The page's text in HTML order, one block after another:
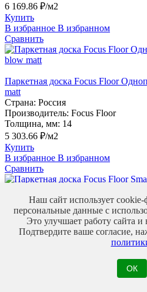
6 169.86 ₽/м2
Купить
В избранное В избранном
Сравнить
Паркетная доска Focus Floor
matt
Страна: Россия
Производитель: Focus Floor
Толщина, мм: 14
5 303.66 ₽/м2
Купить
В избранное В избранном
Сравнить
Паркетная доска Focus Floor
Страна: Россия
Производитель: Focus Floor Smart
Наш сайт использует
персональные данные с
Это улучшает работу сайта
Подтвердите ваше согласие,
ОК